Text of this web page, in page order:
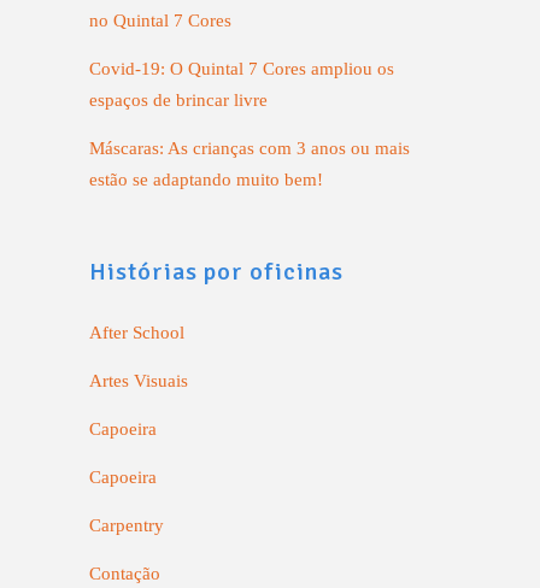
no Quintal 7 Cores
Covid-19: O Quintal 7 Cores ampliou os
espaços de brincar livre
Máscaras: As crianças com 3 anos ou mais
estão se adaptando muito bem!
Histórias por oficinas
After School
Artes Visuais
Capoeira
Capoeira
Carpentry
Contação